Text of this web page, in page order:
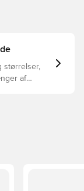
størrelser,
af